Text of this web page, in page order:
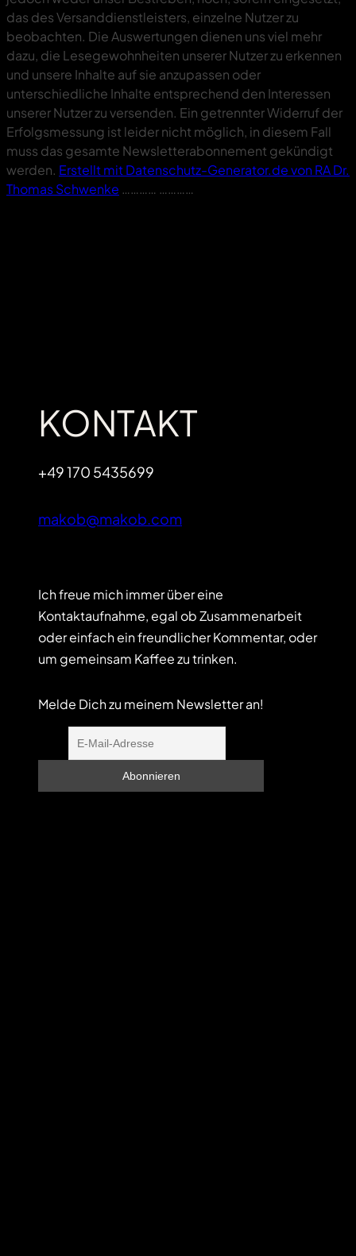
das des Versanddienstleisters, einzelne Nutzer zu
beobachten. Die Auswertungen dienen uns viel mehr
dazu, die Lesegewohnheiten unserer Nutzer zu erkennen
und unsere Inhalte auf sie anzupassen oder
unterschiedliche Inhalte entsprechend den Interessen
unserer Nutzer zu versenden. Ein getrennter Widerruf der
Erfolgsmessung ist leider nicht möglich, in diesem Fall
muss das gesamte Newsletterabonnement gekündigt
werden. Erstellt mit Datenschutz-Generator.de von RA Dr.
Thomas Schwenke ………… …………
KONTAKT
+49 170 5435699
makob@makob.com
Ich freue mich immer über eine
Kontaktaufnahme, egal ob Zusammenarbeit
oder einfach ein freundlicher Kommentar, oder
um gemeinsam Kaffee zu trinken.
Melde Dich zu meinem Newsletter an!